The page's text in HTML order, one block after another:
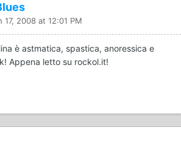
17, 2008 at 12:01 PM
è astmatica, spastica, anoressica e
Appena letto su rockol.it!